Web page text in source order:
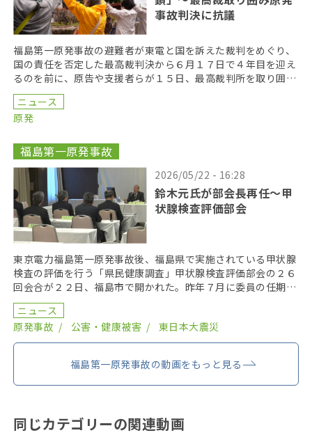
事故判決に抗議
福島第一原発事故の避難者が東電と国を訴えた裁判をめぐり、
国の責任を否定した最高裁判決から６月１７日で４年目を迎え
るのを前に、原告や支援者らが１５日、最高裁判所を取り囲む
「人間の鎖」を行い、司法の独立を訴えた。 呼びかけた […]
ニュース
原発
福島第一原発事故
2026/05/22 - 16:28
鈴木元氏が部会長再任〜甲
状腺検査評価部会
東京電力福島第一原発事故後、福島県で実施されている甲状腺
検査の評価を行う「県民健康調査」甲状腺検査評価部会の２６
回会合が２２日、福島市で開かれた。昨年７月に委員の任期を
終え、委員が改選されてから初の開催となり、鈴木元保内 […]
ニュース
原発事故
公害・健康被害 東日本大震災
福島第一原発事故の動画をもっと見る
同じカテゴリーの関連動画